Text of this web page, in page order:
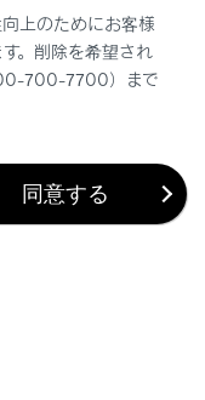
上のためにお客様
。削除を希望され
700-7700）まで
同意する